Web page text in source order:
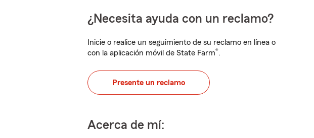
¿Necesita ayuda con un reclamo?
Inicie o realice un seguimiento de su reclamo en línea o
con la aplicación móvil de State Farm®.
Presente un reclamo
Acerca de mí: